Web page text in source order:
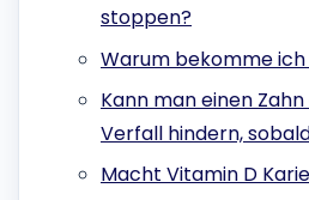
stoppen?
Warum bekomme
Kann man einen
Verfall hindern,
Macht Vitamin D